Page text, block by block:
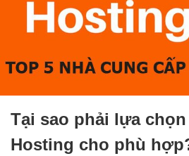
Tại sao phải lựa
Hosting cho phù